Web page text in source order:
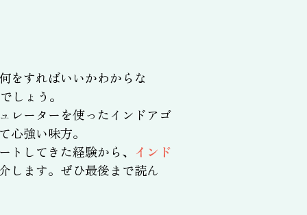
をすればいいかわからな
しょう。
レーターを使ったインドアゴ
強い味方。
してきた経験から、 インド
します。ぜひ最後まで読ん